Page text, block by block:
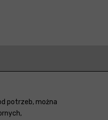
potrzeb, można